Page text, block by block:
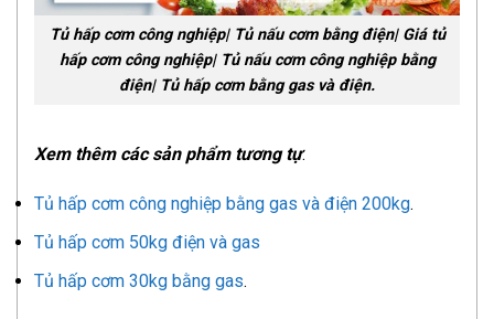
Tủ hấp cơm công nghiệp| Tủ nấu cơm bằng điện| Giá tủ
hấp cơm công nghiệp| Tủ nấu cơm công nghiệp bằng
điện| Tủ hấp cơm bằng gas và điện.
Xem thêm các sản phẩm tương tự:
Tủ hấp cơm công nghiệp bằng gas và điện 200kg.
Tủ hấp cơm 50kg điện và gas
Tủ hấp cơm 30kg bằng gas.